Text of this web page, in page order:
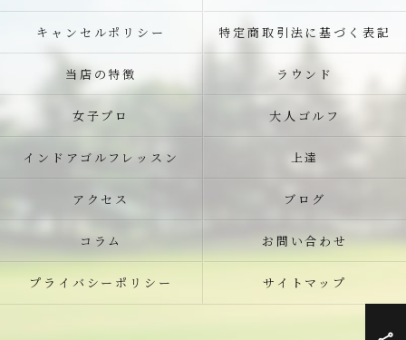
キャンセルポリシー 特定商取引法に基づく表記
当店の特徴 ラウンド
女子プロ 大人ゴルフ
インドアゴルフレッスン 上達
アクセス ブログ
コラム お問い合わせ
プライバシーポリシー サイトマップ